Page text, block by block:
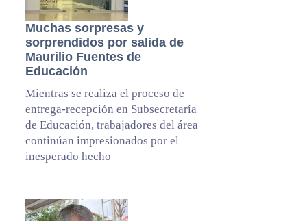
Muchas sorpresas y
sorprendidos por salida de
Maurilio Fuentes de
Educación
Mientras se realiza el proceso de
entrega-recepción en Subsecretaría
de Educación, trabajadores del área
continúan impresionados por el
inesperado hecho